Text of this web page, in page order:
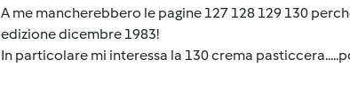
A me mancherebbero le pagine 127 128 129 130
edizione dicembre 1983!
In particolare mi interessa la 130 crema